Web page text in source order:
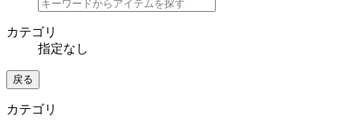
カテゴリ
指定なし
戻る
カテゴリ